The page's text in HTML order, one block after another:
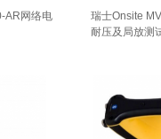
AR网络电
瑞士Onsite
耐压及局放测